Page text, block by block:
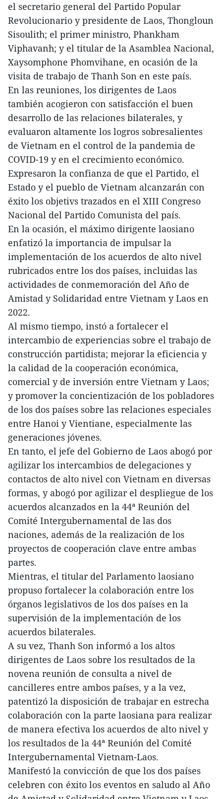
el secretario general del Partido Popular
Revolucionario y presidente de Laos, Thongloun
Sisoulith; el primer ministro, Phankham
Viphavanh; y el titular de la Asamblea Nacional,
Xaysomphone Phomvihane, en ocasión de la
visita de trabajo de Thanh Son en este país.
En las reuniones, los dirigentes de Laos
también acogieron con satisfacción el buen
desarrollo de las relaciones bilaterales, y
evaluaron altamente los logros sobresalientes
de Vietnam en el control de la pandemia de
COVID-19 y en el crecimiento económico.
Expresaron la confianza de que el Partido, el
Estado y el pueblo de Vietnam alcanzarán con
éxito los objetivs trazados en el XIII Congreso
Nacional del Partido Comunista del país.
En la ocasión, el máximo dirigente laosiano
enfatizó la importancia de impulsar la
implementación de los acuerdos de alto nivel
rubricados entre los dos países, incluidas las
actividades de conmemoración del Año de
Amistad y Solidaridad entre Vietnam y Laos en
2022.
Al mismo tiempo, instó a fortalecer el
intercambio de experiencias sobre el trabajo de
construcción partidista; mejorar la eficiencia y
la calidad de la cooperación económica,
comercial y de inversión entre Vietnam y Laos;
y promover la concientización de los pobladores
de los dos países sobre las relaciones especiales
entre Hanoi y Vientiane, especialmente las
generaciones jóvenes.
En tanto, el jefe del Gobierno de Laos abogó por
agilizar los intercambios de delegaciones y
contactos de alto nivel con Vietnam en diversas
formas, y abogó por agilizar el despliegue de los
acuerdos alcanzados en la 44ª Reunión del
Comité Intergubernamental de las dos
naciones, además de la realización de los
proyectos de cooperación clave entre ambas
partes.
Mientras, el titular del Parlamento laosiano
propuso fortalecer la colaboración entre los
órganos legislativos de los dos países en la
supervisión de la implementación de los
acuerdos bilaterales.
A su vez, Thanh Son informó a los altos
dirigentes de Laos sobre los resultados de la
novena reunión de consulta a nivel de
cancilleres entre ambos países, y a la vez,
patentizó la disposición de trabajar en estrecha
colaboración con la parte laosiana para realizar
de manera efectiva los acuerdos de alto nivel y
los resultados de la 44ª Reunión del Comité
Intergubernamental Vietnam-Laos.
Manifestó la convicción de que los dos países
celebren con éxito los eventos en saludo al Año